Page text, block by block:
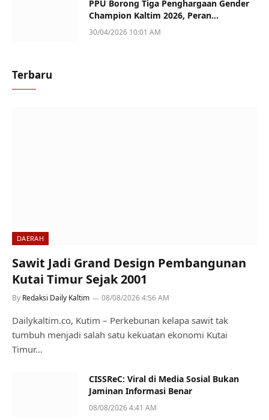
PPU Borong Tiga Penghargaan Gender
Champion Kaltim 2026, Peran
Perempuan Jadi Sorotan
30/04/2026 10:01 AM
Terbaru
DAERAH
Sawit Jadi Grand Design Pembangunan
Kutai Timur Sejak 2001
By Redaksi Daily Kaltim 08/08/2026 4:56 AM
Dailykaltim.co, Kutim – Perkebunan kelapa sawit tak
tumbuh menjadi salah satu kekuatan ekonomi Kutai
Timur…
CISSReC: Viral di Media Sosial Bukan
Jaminan Informasi Benar
08/08/2026 4:41 AM